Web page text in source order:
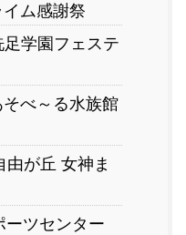
ム感謝祭
学園フェステ
べ～る水族館
が丘 女神ま
ツセンター